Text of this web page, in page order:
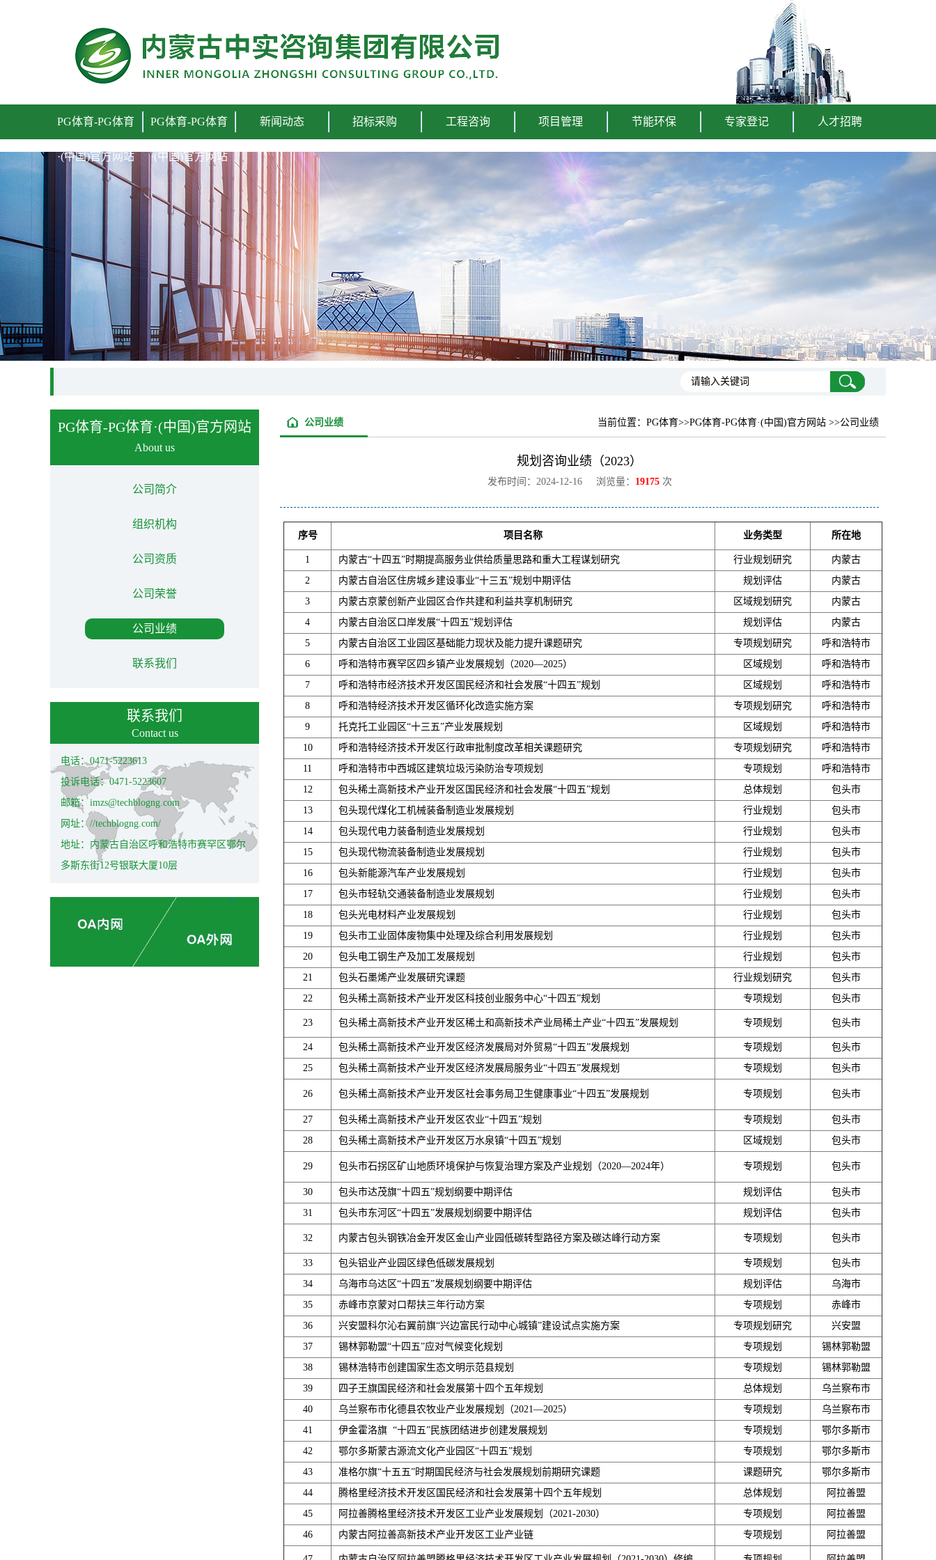
PG体育-PG体育
·(中国)官方网站
PG体育-PG体育
·(中国)官方网站
新闻动态 招标采购 工程咨询 项目管理 节能环保 专家登记 人才招聘
PG体育-PG体育·(中国)官方网站
About us
公司简介
组织机构
公司资质
公司荣誉
公司业绩
联系我们
联系我们
Contact us
电话：0471-5223613
投诉电话：0471-5223607
邮箱：imzs@techblogng.com
网址：//techblogng.com/
地址：内蒙古自治区呼和浩特市赛罕区鄂尔
多斯东街12号银联大厦10层
当前位置： PG体育>>PG体育-PG体育·(中国)官方网站 >>公司业绩
公司业绩
规划咨询业绩（2023）
发布时间：2024-12-16 浏览量： 19175次
序号 项目名称 业务类型 所在地
1 内蒙古“十四五”时期提高服务业供给质量思路和重大工程谋划研究 行业规划研究
内蒙古
2
内蒙古自治区住房城乡建设事业“十三五”规划中期评估 规划评估
内蒙古
3
内蒙古京蒙创新产业园区合作共建和利益共享机制研究 区域规划研究
内蒙古
4
内蒙古自治区口岸发展“十四五”规划评估 规划评估
内蒙古
5
内蒙古自治区工业园区基础能力现状及能力提升课题研究 专项规划研究
呼和浩特市
6
呼和浩特市赛罕区四乡镇产业发展规划（2020—2025） 区域规划
呼和浩特市
7
呼和浩特市经济技术开发区国民经济和社会发展“十四五”规划 区域规划
呼和浩特市
8
呼和浩特经济技术开发区循环化改造实施方案 专项规划研究
呼和浩特市
9
托克托工业园区“十三五”产业发展规划 区域规划
呼和浩特市
10
呼和浩特经济技术开发区行政审批制度改革相关课题研究 专项规划研究
呼和浩特市
11
呼和浩特市中西城区建筑垃圾污染防治专项规划 专项规划
呼和浩特市
12
包头稀土高新技术产业开发区国民经济和社会发展“十四五”规划 总体规划
包头市
13
包头现代煤化工机械装备制造业发展规划 行业规划
包头市
14
包头现代电力装备制造业发展规划 行业规划
包头市
15
包头现代物流装备制造业发展规划 行业规划
包头市
16
包头新能源汽车产业发展规划 行业规划
包头市
17
包头市轻轨交通装备制造业发展规划 行业规划
包头市
18
包头光电材料产业发展规划 行业规划
包头市
19
包头市工业固体废物集中处理及综合利用发展规划 行业规划
包头市
20
包头电工钢生产及加工发展规划 行业规划
包头市
21
包头石墨烯产业发展研究课题 行业规划研究
包头市
22
包头稀土高新技术产业开发区科技创业服务中心“十四五”规划 专项规划 包头市
23 包头稀土高新技术产业开发区稀土和高新技术产业局稀土产业“十四五”发展规划 专项规划 包头市
24 包头稀土高新技术产业开发区经济发展局对外贸易“十四五”发展规划 专项规划
包头市
25
包头稀土高新技术产业开发区经济发展局服务业“十四五”发展规划 专项规划 包头市
26 包头稀土高新技术产业开发区社会事务局卫生健康事业“十四五”发展规划 专项规划 包头市
27 包头稀土高新技术产业开发区农业“十四五”规划 专项规划
包头市
28
包头稀土高新技术产业开发区万水泉镇“十四五”规划 区域规划 包头市
29 包头市石拐区矿山地质环境保护与恢复治理方案及产业规划（2020—2024年） 专项规划 包头市
30 包头市达茂旗“十四五”规划纲要中期评估 规划评估
包头市
31
包头市东河区“十四五”发展规划纲要中期评估 规划评估 包头市
32 内蒙古包头钢铁冶金开发区金山产业园低碳转型路径方案及碳达峰行动方案 专项规划 包头市
33 包头铝业产业园区绿色低碳发展规划 专项规划
包头市
34
乌海市乌达区“十四五”发展规划纲要中期评估 规划评估
乌海市
35
赤峰市京蒙对口帮扶三年行动方案 专项规划
赤峰市
36
兴安盟科尔沁右翼前旗“兴边富民行动中心城镇”建设试点实施方案 专项规划研究
兴安盟
37
锡林郭勒盟“十四五”应对气候变化规划 专项规划
锡林郭勒盟
38
锡林浩特市创建国家生态文明示范县规划 专项规划
锡林郭勒盟
39
四子王旗国民经济和社会发展第十四个五年规划 总体规划
乌兰察布市
40
乌兰察布市化德县农牧业产业发展规划（2021—2025） 专项规划
乌兰察布市
41
伊金霍洛旗 “十四五”民族团结进步创建发展规划 专项规划
鄂尔多斯市
42
鄂尔多斯蒙古源流文化产业园区“十四五”规划 专项规划
鄂尔多斯市
43
准格尔旗“十五五”时期国民经济与社会发展规划前期研究课题 课题研究
鄂尔多斯市
44
腾格里经济技术开发区国民经济和社会发展第十四个五年规划 总体规划
阿拉善盟
45
阿拉善腾格里经济技术开发区工业产业发展规划（2021-2030） 专项规划
阿拉善盟
46
内蒙古阿拉善高新技术产业开发区工业产业链 专项规划 阿拉善盟